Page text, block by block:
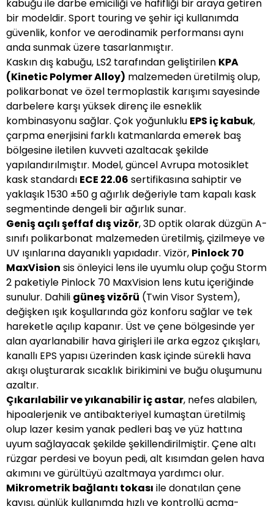
kabuğu ile darbe emiciliği ve hafifliği bir araya getiren
bir modeldir. Sport touring ve şehir içi kullanımda
güvenlik, konfor ve aerodinamik performansı aynı
anda sunmak üzere tasarlanmıştır.
Kaskın dış kabuğu, LS2 tarafından geliştirilen KPA
(Kinetic Polymer Alloy) malzemeden üretilmiş olup,
polikarbonat ve özel termoplastik karışımı sayesinde
darbelere karşı yüksek direnç ile esneklik
kombinasyonu sağlar. Çok yoğunluklu EPS iç kabuk,
çarpma enerjisini farklı katmanlarda emerek baş
bölgesine iletilen kuvveti azaltacak şekilde
yapılandırılmıştır. Model, güncel Avrupa motosiklet
kask standardı ECE 22.06 sertifikasına sahiptir ve
yaklaşık 1530 ±50 g ağırlık değeriyle tam kapalı kask
segmentinde dengeli bir ağırlık sunar.
Geniş açılı şeffaf dış vizör, 3D optik olarak düzgün A-
sınıfı polikarbonat malzemeden üretilmiş, çizilmeye ve
UV ışınlarına dayanıklı yapıdadır. Vizör, Pinlock 70
MaxVision sis önleyici lens ile uyumlu olup çoğu Storm
2 paketiyle Pinlock 70 MaxVision lens kutu içeriğinde
sunulur. Dahili güneş vizörü (Twin Visor System),
değişken ışık koşullarında göz konforu sağlar ve tek
hareketle açılıp kapanır. Üst ve çene bölgesinde yer
alan ayarlanabilir hava girişleri ile arka egzoz çıkışları,
kanallı EPS yapısı üzerinden kask içinde sürekli hava
akışı oluşturarak sıcaklık birikimini ve buğu oluşumunu
azaltır.
Çıkarılabilir ve yıkanabilir iç astar, nefes alabilen,
hipoalerjenik ve antibakteriyel kumaştan üretilmiş
olup lazer kesim yanak pedleri baş ve yüz hattına
uyum sağlayacak şekilde şekillendirilmiştir. Çene altı
rüzgar perdesi ve boyun pedi, alt kısımdan gelen hava
akımını ve gürültüyü azaltmaya yardımcı olur.
Mikrometrik bağlantı tokası ile donatılan çene
kayışı, günlük kullanımda hızlı ve kontrollü açma-